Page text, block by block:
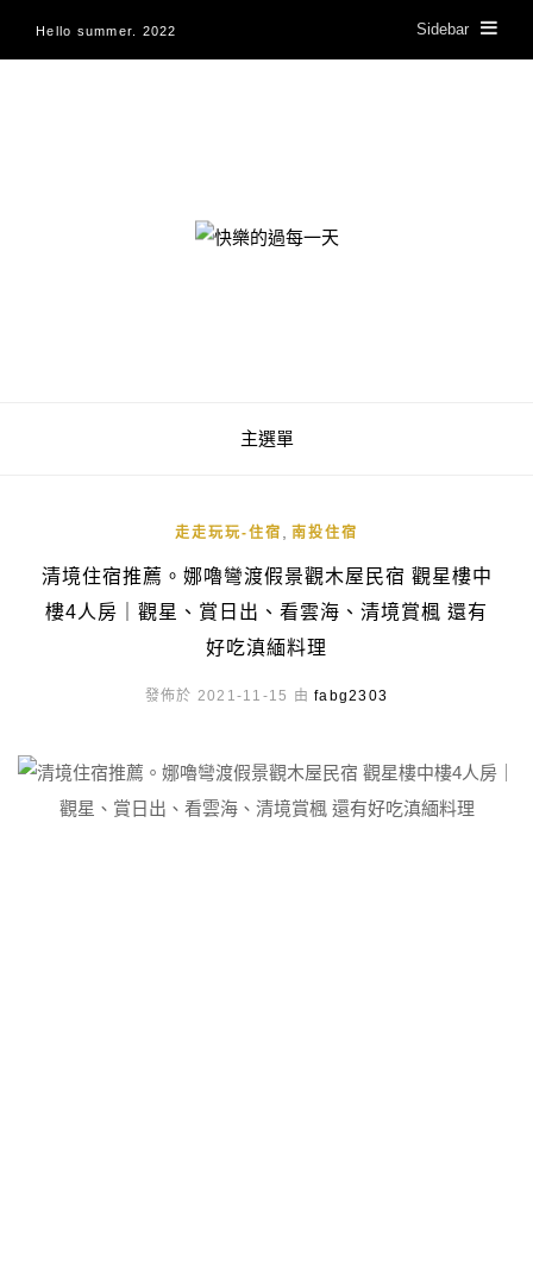
Hello summer. 2022 Sidebar
快樂的過每一天
主選單
走走玩玩-住宿 南投住宿
清境住宿推薦。娜嚕彎渡假景觀木屋民宿 觀星樓中
樓4人房｜觀星、賞日出、看雲海、清境賞楓 還有
好吃滇緬料理
發佈於 2021-11-15 由fabg2303